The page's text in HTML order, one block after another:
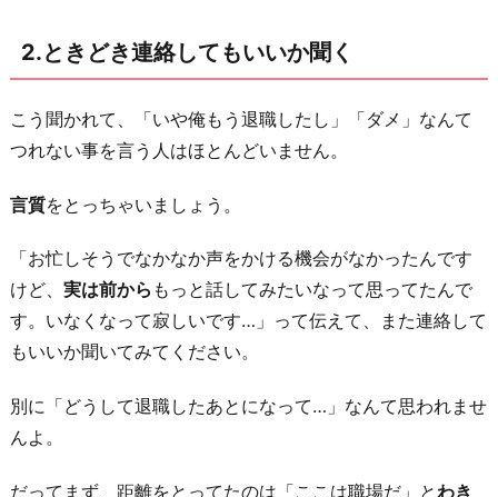
好
き
そ
う
お
や
イ
ベ
ン
に
誘
う
2.ときどき連絡してもいいか聞く
こう聞かれて、「いや俺もう退職したし」「ダメ」なんて
つれない事を言う人はほとんどいません。
言質をとっちゃいましょう。
「お忙しそうでなかなか声をかける機会がなかったんです
けど、 実は前から もっと話してみたいなって思ってたんで
す。いなくなって寂しいです…」って伝えて、また連絡して
もいいか聞いてみてください。
別に「どうして退職したあとになって…」なんて思われませ
んよ。
だってまず、距離をとってたのは「ここは職場だ」とわき